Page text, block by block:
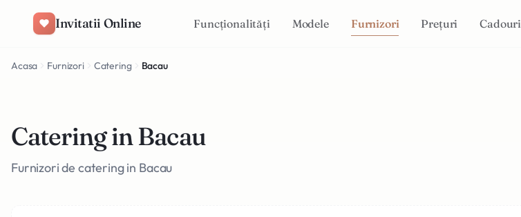
Invitatii Online Funcționalități Modele Furnizori Prețuri Cadouri
Acasa Furnizori Catering Bacau
Catering in Bacau
Furnizori de catering in Bacau